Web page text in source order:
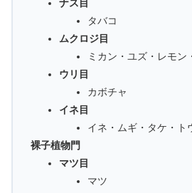
ナス目
タバコ
ムクロジ目
ミカン・ユズ・レモン
ウリ目
カボチャ
イネ目
イネ・ムギ・タケ・ト
裸子植物門
マツ目
マツ